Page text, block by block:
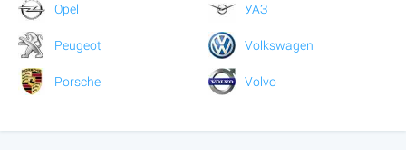
Opel
Peugeot
Porsche
УАЗ
Volkswagen
Volvo